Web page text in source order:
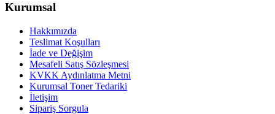
Kurumsal
Hakkımızda
Teslimat Koşulları
İade ve Değişim
Mesafeli Satış Sözleşmesi
KVKK Aydınlatma Metni
Kurumsal Toner Tedariki
İletişim
Sipariş Sorgula